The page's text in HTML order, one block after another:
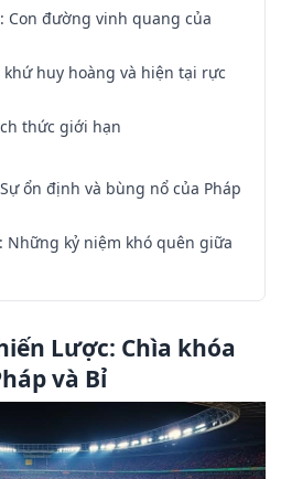
Con đường vinh quang của
huy hoàng và hiện tại rực
thức giới hạn
ổn định và bùng nổ của Pháp
Những kỷ niệm khó quên giữa
Lược: Chìa khóa
và Bỉ